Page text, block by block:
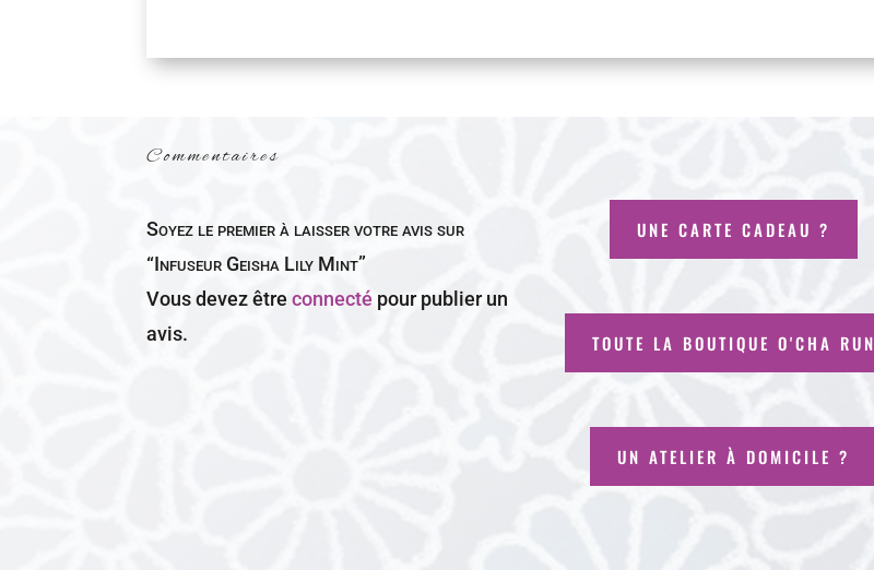
Commentaires
Soyez le premier à laisser votre avis sur
“Infuseur Geisha Lily Mint”
Vous devez êtreconnecté pour publier un
avis.
UNE CARTE CADEAU ?
TOUTE LA BOUTIQUE O'CHA RUN
UN ATELIER À DOMICILE ?